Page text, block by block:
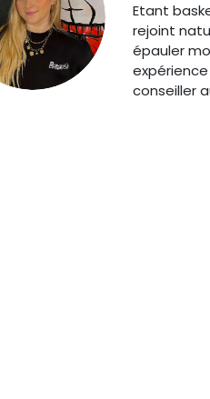
Etant
rejoint
épauler
conseiller